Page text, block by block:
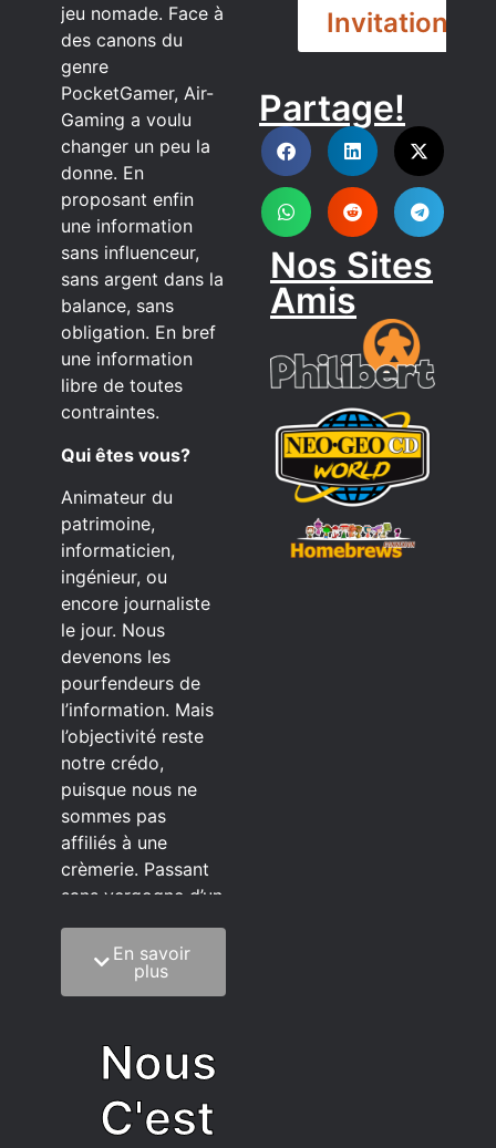
jeu nomade. Face à
des canons du
genre
PocketGamer, Air-
Gaming a voulu
changer un peu la
donne. En
proposant enfin
une information
sans influenceur,
sans argent dans la
balance, sans
obligation. En bref
une information
libre de toutes
contraintes.
Qui êtes vous?
Animateur du
patrimoine,
informaticien,
ingénieur, ou
encore journaliste
le jour. Nous
devenons les
pourfendeurs de
l’information. Mais
l’objectivité reste
notre crédo,
puisque nous ne
sommes pas
affiliés à une
crèmerie. Passant
sans vergogne d’un
C’est quoi notre
méthode?
sagesse de la
vieillesse à une
grosse dose
d’autodérision. On
En savoir
plus
Nous
C'est
Invitation
DISCORD
Partage!
Nos Sites
Amis